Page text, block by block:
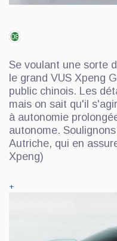
08
Se voulant une sorte
le grand VUS Xpeng
public chinois. Les
mais on sait qu'il
à autonomie
autonome.
Autriche, qui en
Xpeng)
+